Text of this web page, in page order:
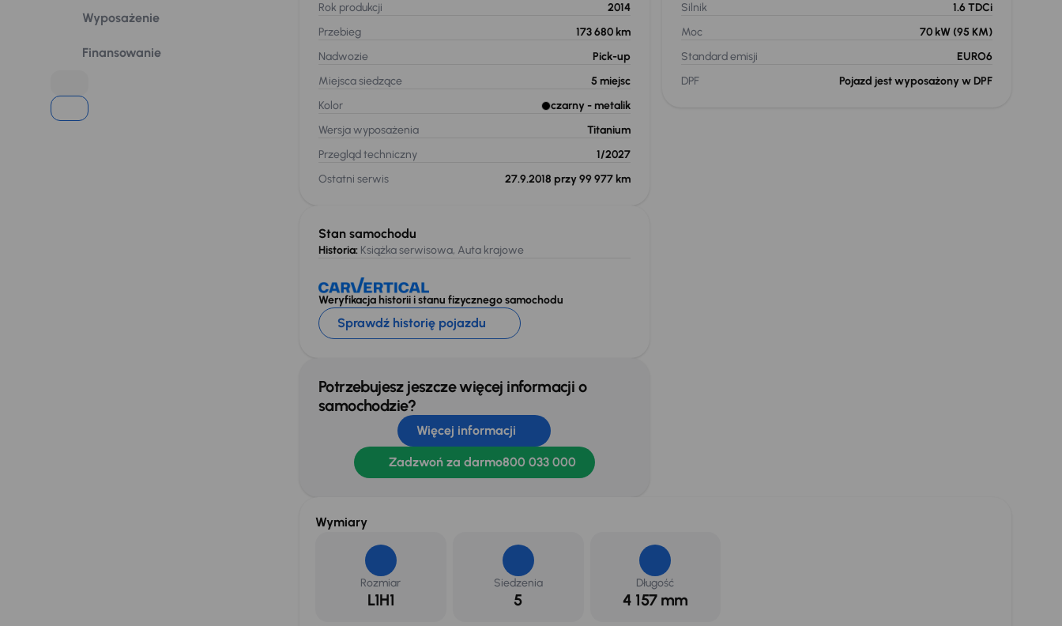
Wyposażenie
Finansowanie
Rok produkcji
2014
Przebieg
173 680 km
Nadwozie
Pick-up
Miejsca siedzące
5 miejsc
Kolor
czarny - metalik
Wersja wyposażenia
Titanium
Przegląd techniczny
1/2027
Ostatni serwis
27.9.2018 przy 99 977 km
Stan samochodu
Historia: Książka serwisowa, Auta krajowe
Weryfikacja historii i stanu fizycznego samochodu
Sprawdź historię pojazdu
Potrzebujesz jeszcze więcej informacji o
samochodzie?
Więcej informacji
Zadzwoń za darmo800 033 000
Silnik
1.6 TDCi
Moc
70 kW (95 KM)
Standard emisji
EURO6
DPF
Pojazd jest wyposażony w DPF
Wymiary
Rozmiar
L1H1
Siedzenia
5
Długość
4 157 mm